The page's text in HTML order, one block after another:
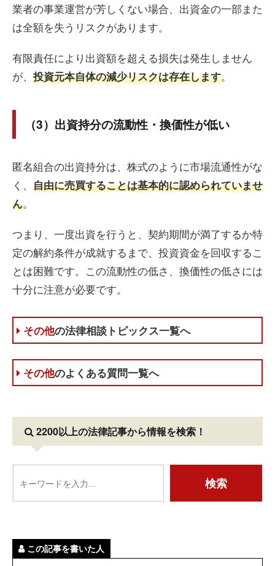
業者の事業運営が芳しくない場合、出資金の一部また
は全額を失うリスクがあります。
有限責任により出資額を超える損失は発生しません
が、 投資元本自体の減少リスクは存在します。
（3）出資持分の流動性・換価性が低い
匿名組合の出資持分は、株式のように市場流通性がな
く、 自由に売買することは基本的に認められていませ
ん。
つまり、一度出資を行うと、契約期間が満了するか特
定の解約条件が成就するまで、投資資金を回収するこ
とは困難です。この流動性の低さ 、 換価性の低さには
十分に注意が必要です。
その他の法律相談トピックス一覧へ
その他のよくある質問一覧へ
2200以上の法律記事から情報を検索！
この記事を書いた人